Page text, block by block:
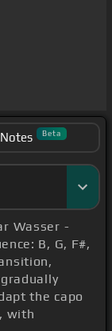
Notes Beta
Wasser -
B, G, F#,
the capo
with